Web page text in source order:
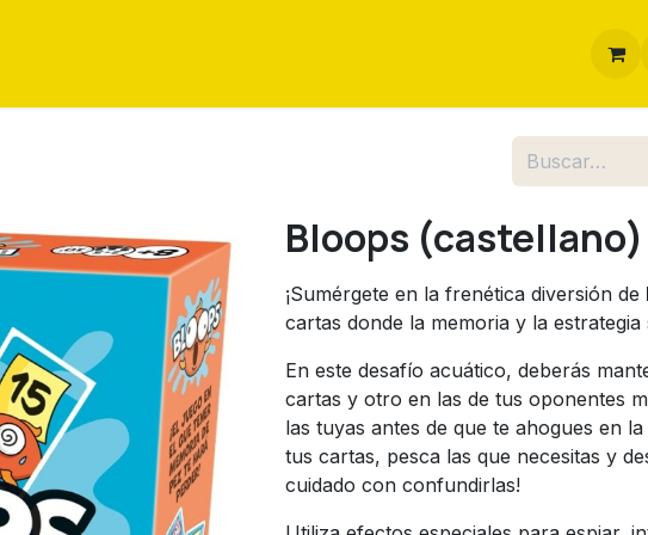
Bloops (castellano)
¡Sumérgete en la frenética diversión de
cartas donde la memoria y la
En este desafío acuático, deberás
cartas y otro en las de tus oponentes
las tuyas antes de que te ahogues en
tus cartas, pesca las que necesitas y
cuidado con confundirlas!